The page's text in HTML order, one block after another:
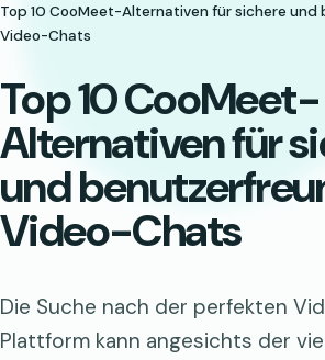
Top 10 CooMeet-Alternativen für sichere
Video-Chats
Top 10 CooMeet-
Alternativen für
und
Video-Chats
Die Suche nach der perfekten
Plattform kann angesichts der